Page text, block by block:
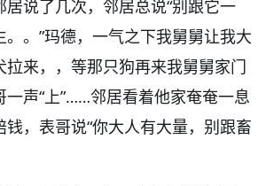
说了几次，邻居总说“别跟它一
。”玛德，一气之下我舅舅让我大
拉来，，等那只狗再来我舅舅家门
一声“上”……邻居看着他家奄奄一息
，表哥说“你大人有大量，别跟畜